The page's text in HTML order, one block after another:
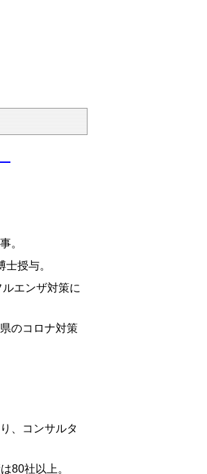
。
授与。
エンザ対策に
のコロナ対策
、コンサルタ
80社以上。